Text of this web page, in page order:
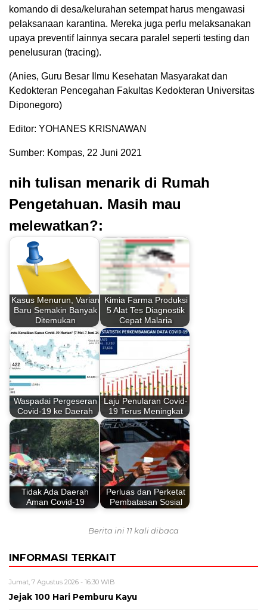
komando di desa/kelurahan setempat harus mengawasi
pelaksanaan karantina. Mereka juga perlu melaksanakan
upaya preventif lainnya secara paralel seperti testing dan
penelusuran (tracing).
(Anies, Guru Besar Ilmu Kesehatan Masyarakat dan
Kedokteran Pencegahan Fakultas Kedokteran Universitas
Diponegoro)
Editor: YOHANES KRISNAWAN
Sumber: Kompas, 22 Juni 2021
nih tulisan menarik di Rumah
Pengetahuan. Masih mau
melewatkan?:
Kasus Menurun, Varian
Baru Semakin Banyak
Ditemukan
Kimia Farma Produksi
5 Alat Tes Diagnostik
Cepat Malaria
Waspadai Pergeseran
Covid-19 ke Daerah
Laju Penularan Covid-
19 Terus Meningkat
Tidak Ada Daerah
Aman Covid-19
Perluas dan Perketat
Pembatasan Sosial
Berita ini 11 kali dibaca
INFORMASI TERKAIT
Jumat, 7 Agustus 2026 - 16:30 WIB
Jejak 100 Hari Pemburu Kayu